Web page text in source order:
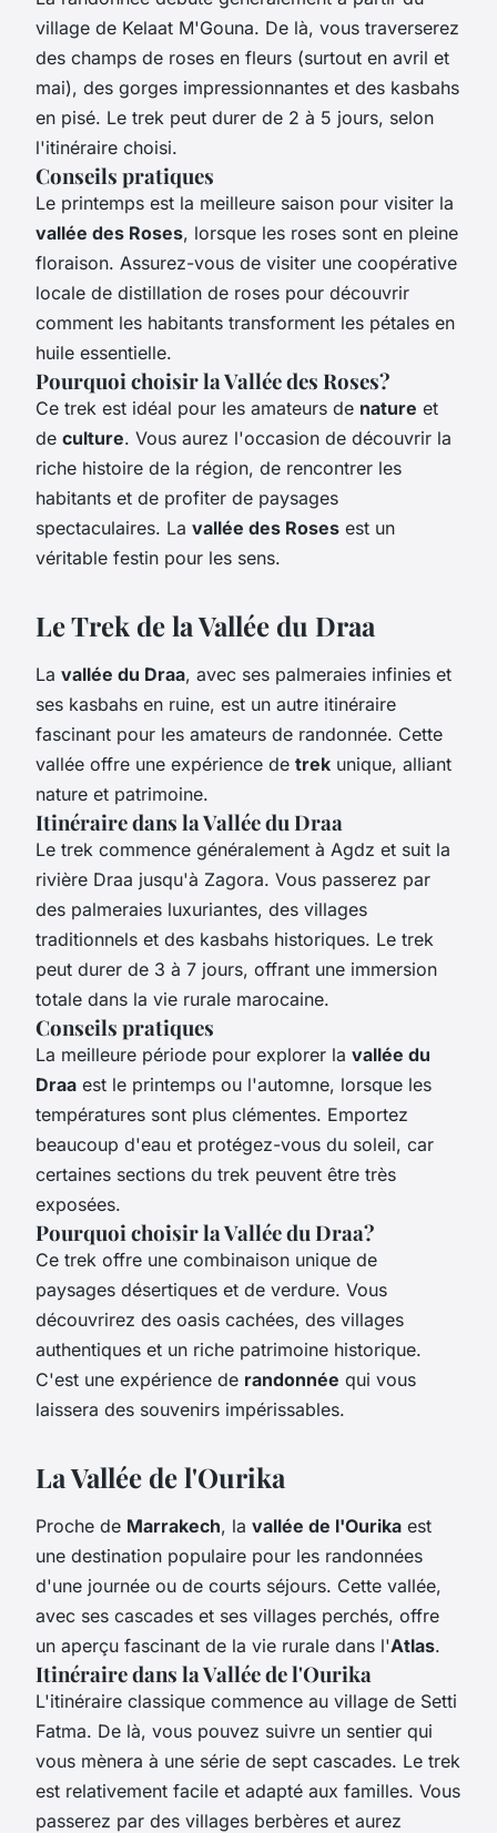
village de Kelaat M'Gouna. De là, vous traverserez
des champs de roses en fleurs (surtout en avril et
mai), des gorges impressionnantes et des kasbahs
en pisé. Le trek peut durer de 2 à 5 jours, selon
l'itinéraire choisi.
Conseils pratiques
Le printemps est la meilleure saison pour visiter la
vallée des Roses, lorsque les roses sont en pleine
floraison. Assurez-vous de visiter une coopérative
locale de distillation de roses pour découvrir
comment les habitants transforment les pétales en
huile essentielle.
Pourquoi choisir la Vallée des Roses?
Ce trek est idéal pour les amateurs de nature et
de culture. Vous aurez l'occasion de découvrir la
riche histoire de la région, de rencontrer les
habitants et de profiter de paysages
spectaculaires. La vallée des Roses est un
véritable festin pour les sens.
Le Trek de la Vallée du Draa
La vallée du Draa, avec ses palmeraies infinies et
ses kasbahs en ruine, est un autre itinéraire
fascinant pour les amateurs de randonnée. Cette
vallée offre une expérience de trek unique, alliant
nature et patrimoine.
Itinéraire dans la Vallée du Draa
Le trek commence généralement à Agdz et suit la
rivière Draa jusqu'à Zagora. Vous passerez par
des palmeraies luxuriantes, des villages
traditionnels et des kasbahs historiques. Le trek
peut durer de 3 à 7 jours, offrant une immersion
totale dans la vie rurale marocaine.
Conseils pratiques
La meilleure période pour explorer la vallée du
Draa est le printemps ou l'automne, lorsque les
températures sont plus clémentes. Emportez
beaucoup d'eau et protégez-vous du soleil, car
certaines sections du trek peuvent être très
exposées.
Pourquoi choisir la Vallée du Draa?
Ce trek offre une combinaison unique de
paysages désertiques et de verdure. Vous
découvrirez des oasis cachées, des villages
authentiques et un riche patrimoine historique.
C'est une expérience de randonnée qui vous
laissera des souvenirs impérissables.
La Vallée de l'Ourika
Proche de Marrakech, la vallée de l'Ourika est
une destination populaire pour les randonnées
d'une journée ou de courts séjours. Cette vallée,
avec ses cascades et ses villages perchés, offre
un aperçu fascinant de la vie rurale dans l'Atlas.
Itinéraire dans la Vallée de l'Ourika
L'itinéraire classique commence au village de Setti
Fatma. De là, vous pouvez suivre un sentier qui
vous mènera à une série de sept cascades. Le trek
est relativement facile et adapté aux familles. Vous
passerez par des villages berbères et aurez